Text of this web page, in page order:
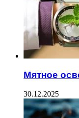
Мятное
30.12.2025